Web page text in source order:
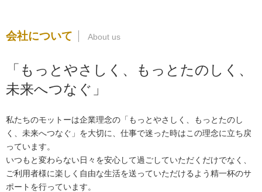
会社について
「もっとやさしく、もっとたのしく、
未来へつなぐ」
私たちのモットーは企業理念の「もっとやさしく、もっとたのし
く、未来へつなぐ」を大切に、仕事で迷った時はこの理念に立ち戻
っています。
いつもと変わらない日々を安心して過ごしていただくだけでなく、
ご利用者様に楽しく自由な生活を送っていただけるよう精一杯のサ
ポートを行っています。